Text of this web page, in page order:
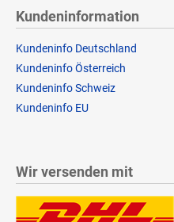
Kundeninformation
Kundeninfo Deutschland
Kundeninfo Österreich
Kundeninfo Schweiz
Kundeninfo EU
Wir versenden mit